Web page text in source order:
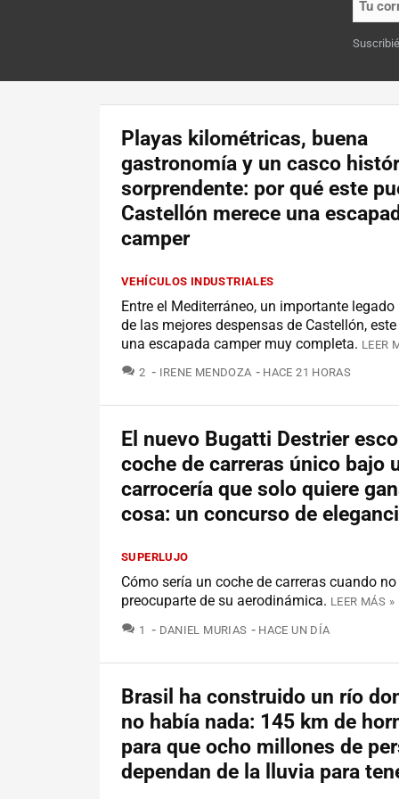
Playas kilométricas, buena
gastronomía y un casco
sorprendente: por qué este
Castellón merece una
camper
VEHÍCULOS INDUSTRIALES
Entre el Mediterráneo, un importante legado
de las mejores despensas de Castellón,
una escapada camper muy completa. LEER
2 COMENTARIOS
IRENE MENDOZA HACE 21 HORAS
El nuevo Bugatti Destrier
coche de carreras único bajo
carrocería que solo quiere
cosa: un concurso de
SUPERLUJO
Cómo sería un coche de carreras cuando
preocuparte de su aerodinámica. LEER MÁS »
1 COMENTARIOS
DANIEL MURIAS HACE UN DÍA
Brasil ha construido un río
no había nada: 145 km de
para que ocho millones de
dependan de la lluvia para